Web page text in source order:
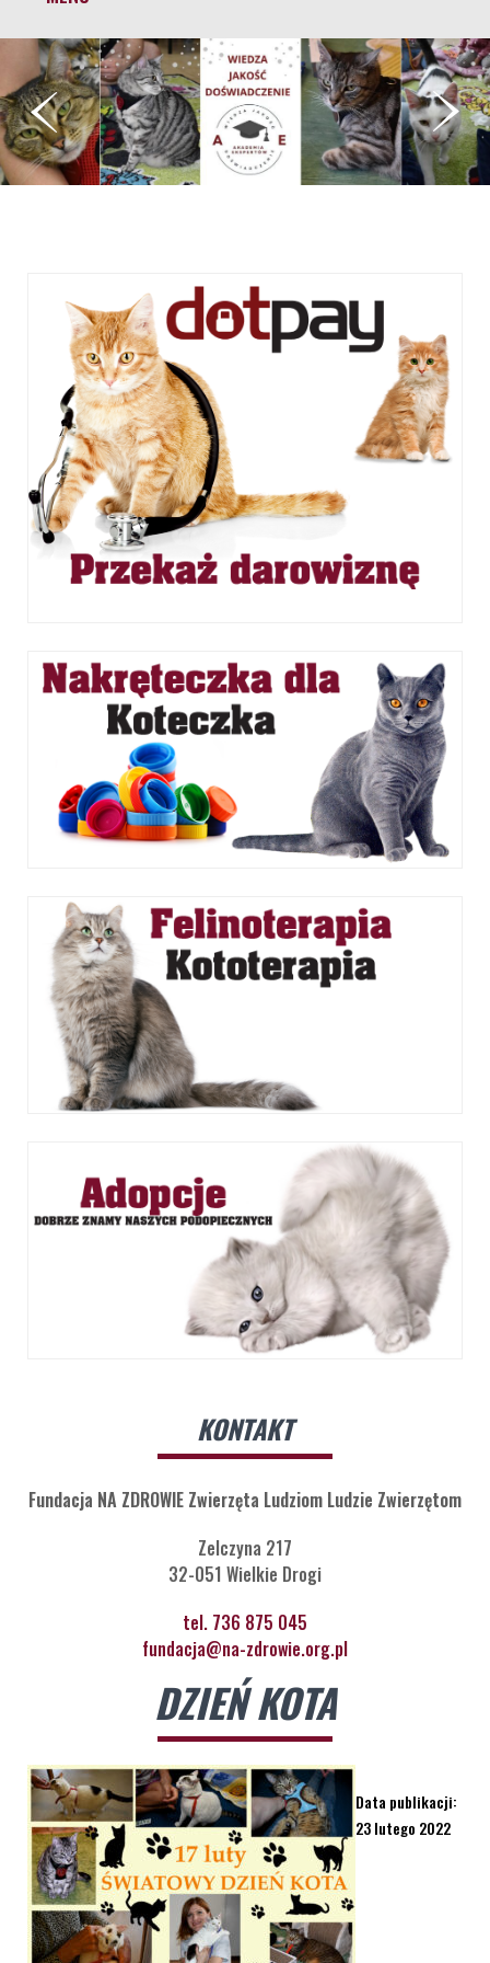
KONTAKT
Fundacja NA ZDROWIE Zwierzęta Ludziom Ludzie Zwierzętom
Zelczyna 217
32-051 Wielkie Drogi
tel. 736 875 045
fundacja@na-zdrowie.org.pl
DZIEŃ KOTA
Data publikacji:
23 lutego 2022